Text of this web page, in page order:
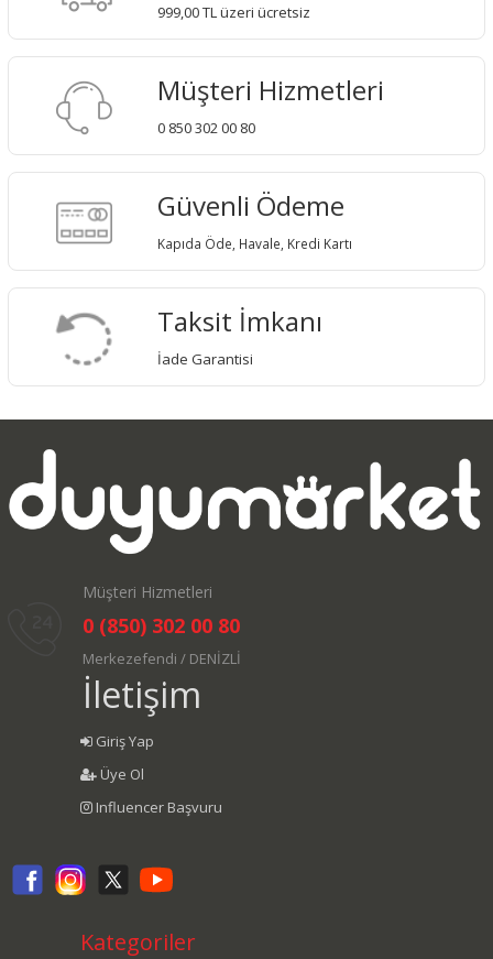
999,00 TL üzeri ücretsiz
Müşteri Hizmetleri
0 850 302 00 80
Güvenli Ödeme
Kapıda Öde, Havale, Kredi Kartı
Taksit İmkanı
İade Garantisi
Müşteri Hizmetleri
0 (850) 302 00 80
Merkezefendi / DENİZLİ
İletişim
Giriş Yap
Üye Ol
Influencer Başvuru
Kategoriler